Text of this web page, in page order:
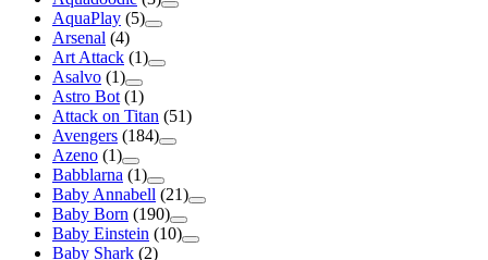
AquaPlay (5)
Arsenal (4)
Art Attack (1)
Asalvo (1)
Astro Bot (1)
Attack on Titan (51)
Avengers (184)
Azeno (1)
Babblarna (1)
Baby Annabell (21)
Baby Born (190)
Baby Einstein (10)
Baby Shark (2)